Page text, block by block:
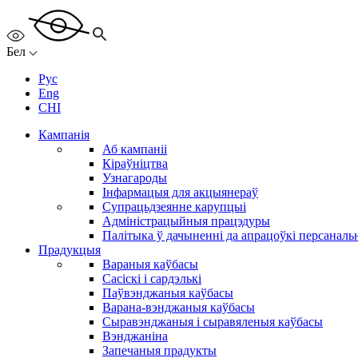
Бел
Рус
Eng
CHI
Кампанія
Аб кампаніі
Кіраўніцтва
Узнагароды
Інфармацыя для акцыянераў
Супрацьдзеянне карупцыі
Адміністрацыйныя працэдуры
Палітыка ў дачыненні да апрацоўкі
Прадукцыя
Вараныя каўбасы
Сасіскі і сардэлькі
Паўвэнджаныя каўбасы
Варана-вэнджаныя каўбасы
Сыравэнджаныя і сыравяленыя каўбасы
Вэнджаніна
Запечаныя прадукты